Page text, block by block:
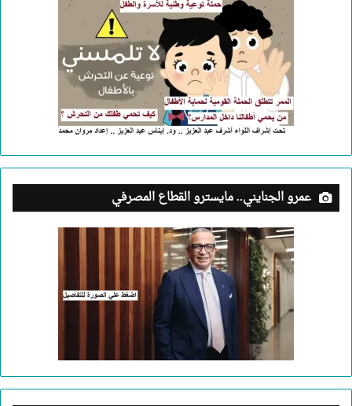
عمرو الجنايني.. مايسترو القطاع المصرفي